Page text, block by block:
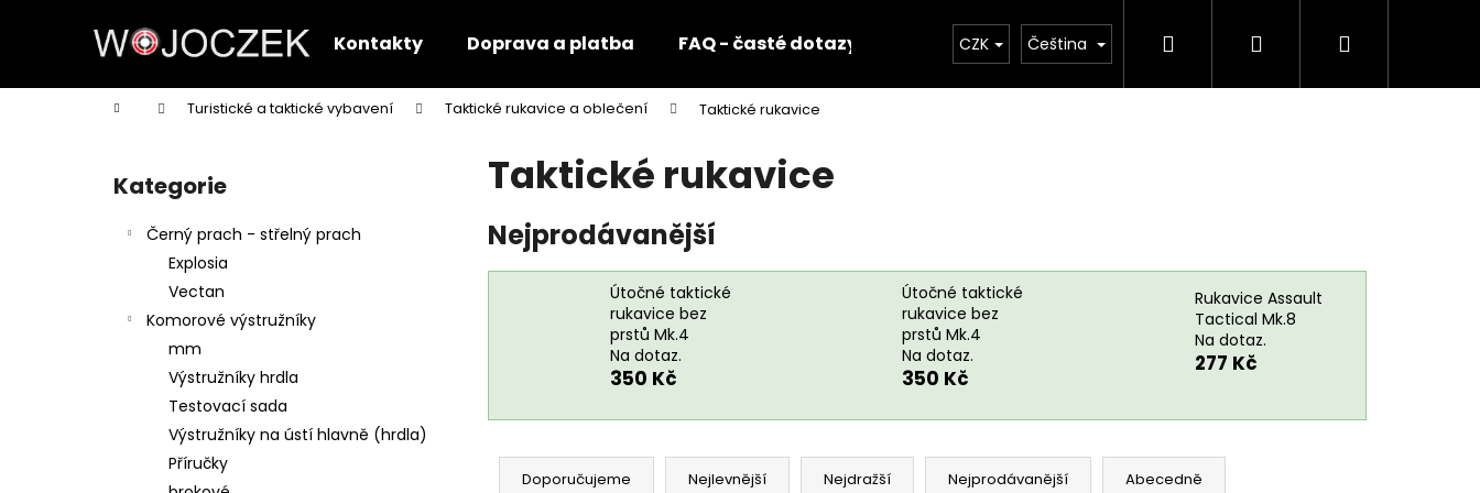
Kontakty Doprava a platba FAQ - časté dotazy Fotogalerie Důležité legislativní změny od 1. 1. 2026
CZK Čeština Hledat PřihlášeníNákupní
Domů Turistické a taktické vybavení Taktické rukavice a oblečení Taktické rukavice
Přeskočit
kategorie
Kategorie
Černý prach - střelný prach
Explosia
Vectan
Komorové výstružníky
mm
Výstružníky hrdla
Testovací sada
Výstružníky na ústí hlavně (hrdla)
Příručky
Taktické rukavice
Nejprodávanější
Útočné taktické
rukavice bez
prstů Mk.4
Na dotaz.
350 Kč
Útočné taktické
rukavice bez
prstů Mk.4
Na dotaz.
350 Kč
Rukavice Assault
Tactical Mk.8
Na dotaz.
277 Kč
Ř
Doporučujeme Nejlevnější Nejdražší Nejprodávanější Abecedně
í
Zpět
do
Zpět
do
Co potřebujete najít?
Doporučujeme
Následující